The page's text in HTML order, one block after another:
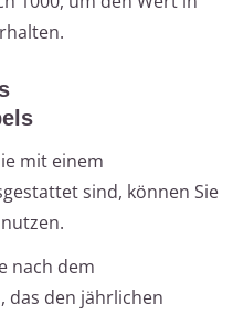
mit einem
sind, können Sie
nach dem
das den jährlichen